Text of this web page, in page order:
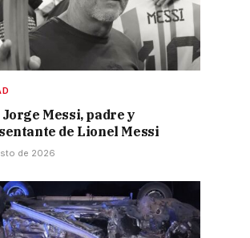
Messi, padre y
de Lionel Messi
de 2026